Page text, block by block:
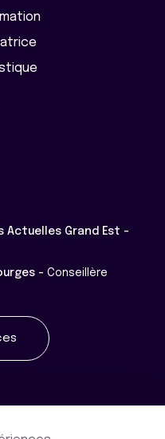
Actuelles Grand Est -
- Conseillère